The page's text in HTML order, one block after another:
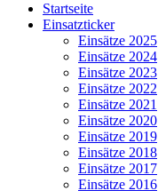
Startseite
Einsatzticker
Einsätze 2025
Einsätze 2024
Einsätze 2023
Einsätze 2022
Einsätze 2021
Einsätze 2020
Einsätze 2019
Einsätze 2018
Einsätze 2017
Einsätze 2016